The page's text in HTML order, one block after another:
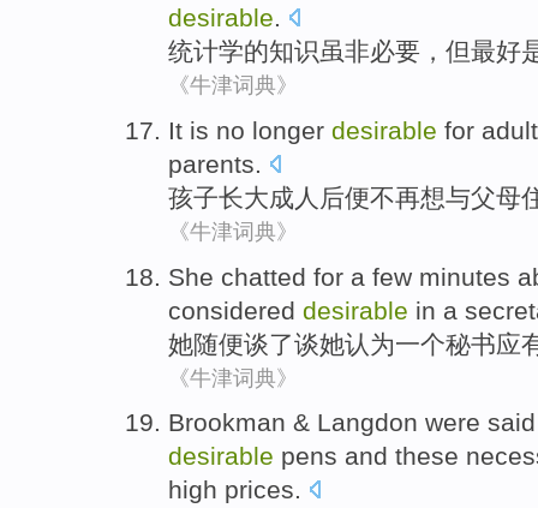
desirable.
统计学的知识虽非必要 ，但最好
《牛津词典》
It is no longer desirable for adult
parents.
孩子长大成人 后便不再想与父母
《牛津词典》
She chatted for a few minutes
considered desirable in a
她随便谈了谈她认为一个秘书应
《牛津词典》
Brookman & Langdon were
desirable pens and these
high prices.